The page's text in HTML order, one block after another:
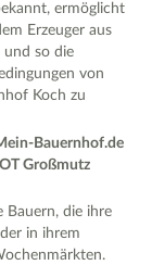
ermöglicht
Erzeuger aus
und so die
von
Koch zu
Bauernhof.de
Großmutz
Bauern, die ihre
in ihrem